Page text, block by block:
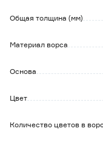
Обязательно
Общая толщина (мм)
Материал ворса
Основа
Цвет
Количество цветов в